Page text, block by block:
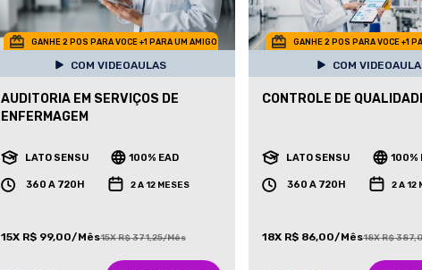
GANHE 2 POS PARA VOCE +1 PARA UM AMIGO
COM VIDEOAULAS
AUDITORIA EM SERVIÇOS DE
ENFERMAGEM
LATO SENSU 100% EAD
360 A 720H 2 A 12 MESES
15X R$ 99,00/Mês15X R$ 371,25/Mês
GANHE 2 POS PARA VOCE +1
COM
CONTROLE DE
LATO SENSU 100%
360 A 720H 2 A 12
18X R$ 86,00/Mês18X R$